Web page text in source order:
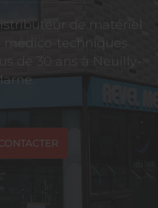
de matériel
médico-techniques
de 30 ans à Neuilly-